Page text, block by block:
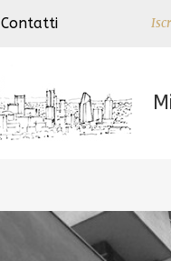
Contatti